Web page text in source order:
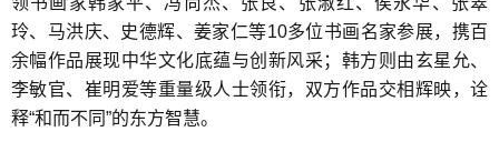
玲、马洪庆、史德辉、姜家仁等10多位书画名家参展，携百
余幅作品展现中华文化底蕴与创新风采；韩方则由玄星允、
李敏官、崔明爱等重量级人士领衔，双方作品交相辉映，诠
释“和而不同”的东方智慧。